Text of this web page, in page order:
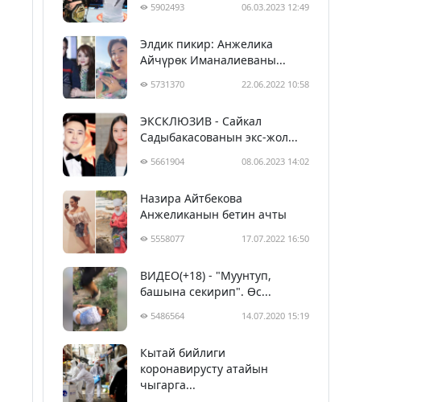
5902493 06.03.2023 12:49
Элдик пикир: Анжелика
Айчүрөк Иманалиеваны...
5731370 22.06.2022 10:58
ЭКСКЛЮЗИВ - Сайкал
Садыбакасованын экс-жол...
5661904 08.06.2023 14:02
Назира Айтбекова
Анжеликанын бетин ачты
5558077 17.07.2022 16:50
ВИДЕО(+18) - "Муунтуп,
башына секирип". Өс...
5486564 14.07.2020 15:19
Кытай бийлиги
коронавирусту атайын
чыгарга...